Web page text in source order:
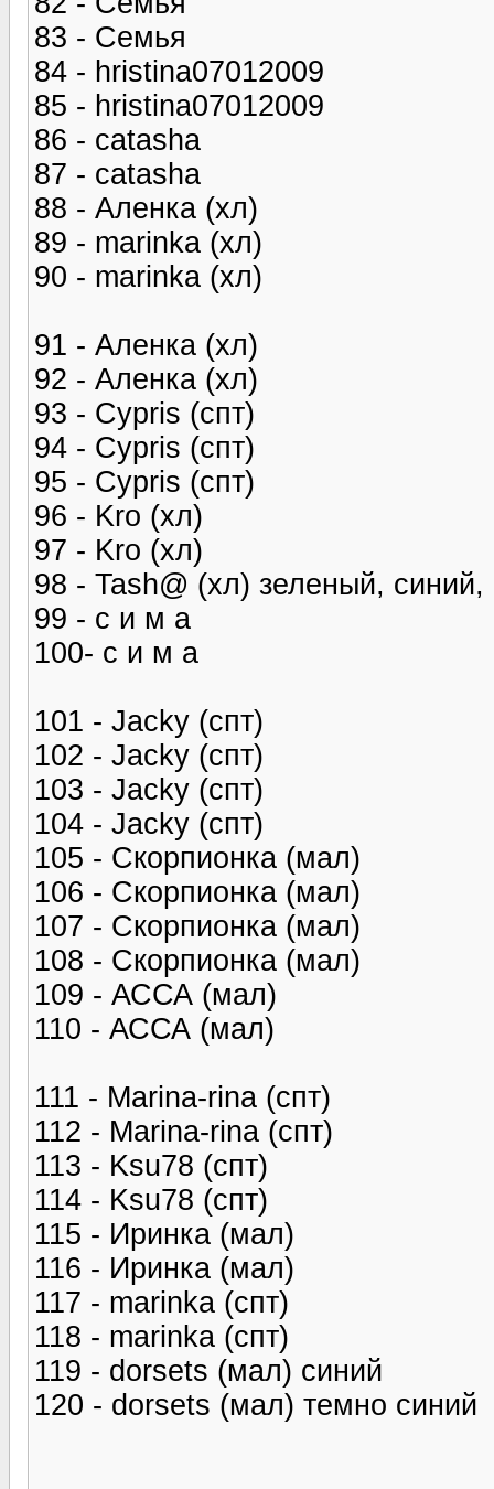
83 - Семья
84 - hristina07012009
85 - hristina07012009
86 - catasha
87 - catasha
88 - Аленка (хл)
89 - marinka (хл)
90 - marinka (хл)
91 - Аленка (хл)
92 - Аленка (хл)
93 - Cypris (спт)
94 - Cypris (спт)
95 - Cypris (спт)
96 - Kro (хл)
97 - Kro (хл)
98 - Tash@ (хл) зеленый, синий,
99 - с и м а
100- с и м а
101 - Jacky (спт)
102 - Jacky (спт)
103 - Jacky (спт)
104 - Jacky (спт)
105 - Скорпионка (мал)
106 - Скорпионка (мал)
107 - Скорпионка (мал)
108 - Скорпионка (мал)
109 - АССА (мал)
110 - АССА (мал)
111 - Marina-rina (спт)
112 - Marina-rina (спт)
113 - Ksu78 (спт)
114 - Ksu78 (спт)
115 - Иринка (мал)
116 - Иринка (мал)
117 - marinka (спт)
118 - marinka (спт)
119 - dorsets (мал) синий
120 - dorsets (мал) темно синий